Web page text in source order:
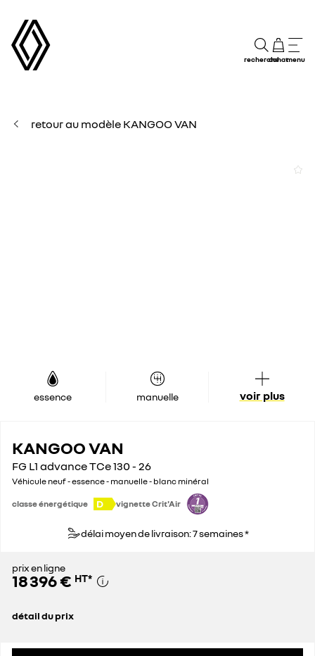
rechercheachatmenu
retour au modèle KANGOO VAN
essence manuelle voir plus
KANGOO VAN
FG L1 advance TCe 130 - 26
Véhicule neuf - essence - manuelle - blanc minéral
classe énergétique D vignette Crit'Air
délai moyen de livraison: 7 semaines *
prix en ligne
18 396 € HT*
détail du prix